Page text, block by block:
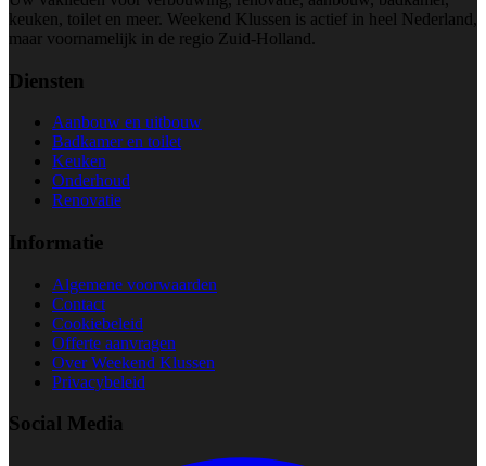
keuken, toilet en meer. Weekend Klussen is actief in heel Nederland,
maar voornamelijk in de regio Zuid-Holland.
Diensten
Aanbouw en uitbouw
Badkamer en toilet
Keuken
Onderhoud
Renovatie
Informatie
Algemene voorwaarden
Contact
Cookiebeleid
Offerte aanvragen
Over Weekend Klussen
Privacybeleid
Social Media